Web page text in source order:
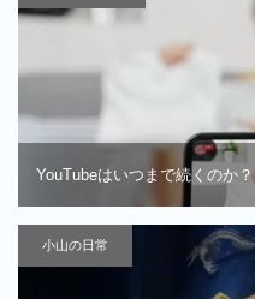
YouTubeはいつまで続くのか？
小山の日常